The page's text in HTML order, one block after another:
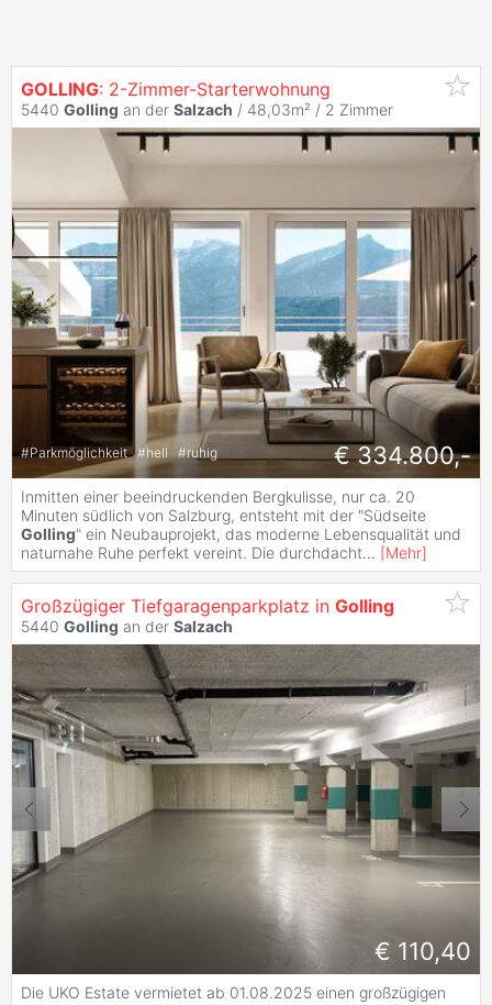
GOLLING: 2-Zimmer-Starterwohnung
5440 Golling an der Salzach / 48,03m² / 2 Zimmer
#Parkmöglichkeit #hell #ruhig € 334.800,-
Inmitten einer beeindruckenden Bergkulisse, nur ca. 20
Minuten südlich von Salzburg, entsteht mit der "Südseite
Golling" ein Neubauprojekt, das moderne Lebensqualität und
naturnahe Ruhe perfekt vereint. Die durchdacht... [Mehr]
Großzügiger Tiefgaragenparkplatz in Golling
5440 Golling an der Salzach
€ 110,40
Die UKO Estate vermietet ab 01.08.2025 einen großzügigen